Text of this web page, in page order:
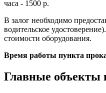
часа - 1500 р.
В залог необходимо
водительское
стоимости оборудования.
Время работы пункта
Главные объекты